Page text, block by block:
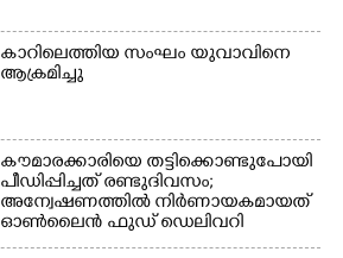
കാറിലെത്തിയ സംഘം യുവാവിനെ
ആക്രമിച്ചു
കൗമാരക്കാരിയെ തട്ടിക്കൊണ്ടുപോയി
പീഡിപ്പിച്ചത് രണ്ടുദിവസം;
അന്വേഷണത്തിൽ നിർണായകമായത്
ഓൺലൈൻ ഫുഡ് ഡെലിവറി